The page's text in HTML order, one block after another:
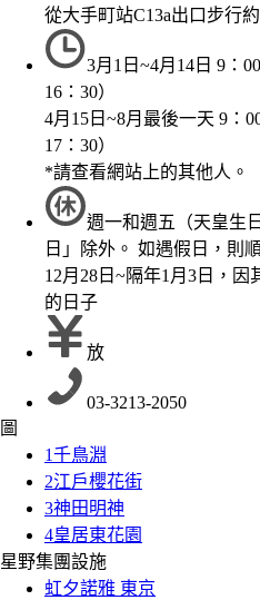
從大手町站C13a出口步行
3月1日~4月14日 9：
16：30）
4月15日~8月最後一天 9：
17：30）
*請查看網站上的其他人。
週一和週五（天皇生
日」除外。 如遇假日，則
12月28日~隔年1月3日，
的日子
放
03-3213-2050
圖
1千鳥淵
2江戶櫻花街
3神田明神
4皇居東花園
星野集團設施
虹夕諾雅 東京